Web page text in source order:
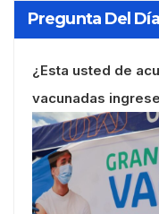
Pregunta Del Día
¿Esta usted de
vacunadas